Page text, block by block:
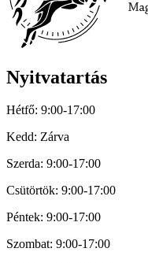
Nyitvatartás
Hétfő: 9:00-17:00
Kedd: Zárva
Szerda: 9:00-17:00
Csütörtök: 9:00-17:00
Péntek: 9:00-17:00
Szombat: 9:00-17:00